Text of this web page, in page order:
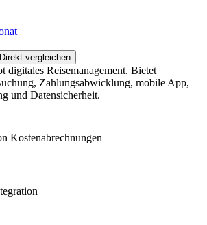
Direkt vergleichen
digitales Reisemanagement. Bietet
Zahlungsabwicklung, mobile App,
und Datensicherheit.
Kostenabrechnungen